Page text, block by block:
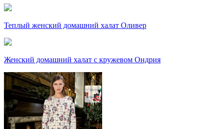
Теплый женский домашний халат Оливер
Женский домашний халат с кружевом Ондрия